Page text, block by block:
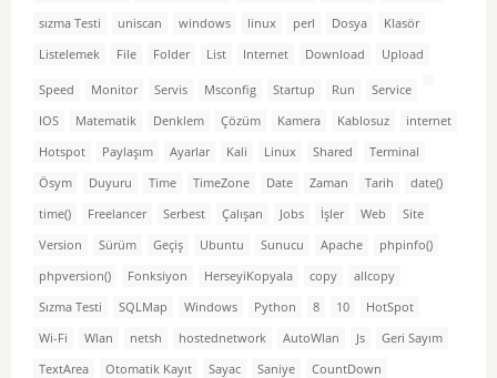
sızma Testi
uniscan windows linux perl Dosya
Klasör
Listelemek
File Folder List Internet Download Upload
Speed Monitor Servis Msconfig Startup Run
Service
IOS
Matematik Denklem Çözüm Kamera Kablosuz
internet
Hotspot
Paylaşım Ayarlar Kali Linux Shared
Terminal
Ösym
Duyuru Time TimeZone Date Zaman Tarih
date()
time()
Freelancer Serbest Çalışan Jobs İşler Web
Site
Version
Sürüm Geçiş Ubuntu Sunucu Apache
phpinfo()
phpversion()
Fonksiyon HerseyiKopyala copy
allcopy
Sızma Testi
SQLMap Windows Python 8 10
HotSpot
Wi-Fi
Wlan netsh hostednetwork AutoWlan Js
Geri Sayım
TextArea
Otomatik Kayıt Sayac Saniye
CountDown